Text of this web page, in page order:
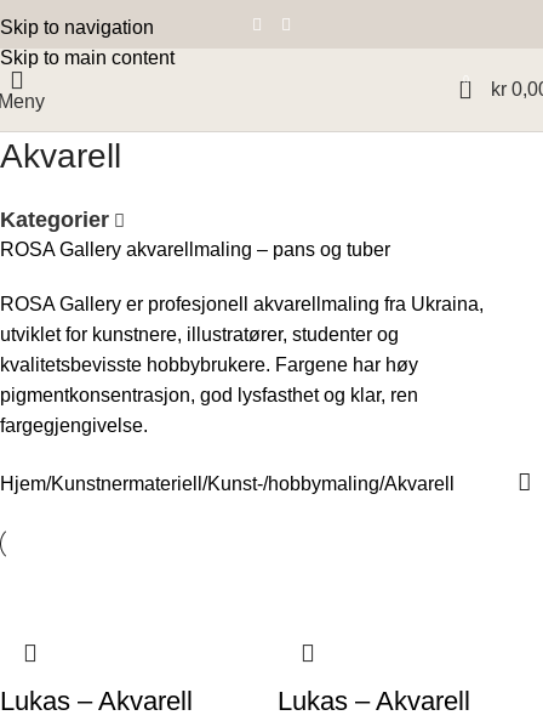
Skip to navigation
Skip to main content
0 kr
Akvarell
Kategorier
ROSA Gallery akvarellmaling – pans og tuber
ROSA Gallery er profesjonell akvarellmaling fra Ukraina,
utviklet for kunstnere, illustratører, studenter og
kvalitetsbevisste hobbybrukere. Fargene har høy
pigmentkonsentrasjon, god lysfasthet og klar, ren
fargegjengivelse.
Hjem Kunstnermateriell Kunst-/hobbymaling Akvarell
Lukas – Akvarell
Lukas – Akvarell